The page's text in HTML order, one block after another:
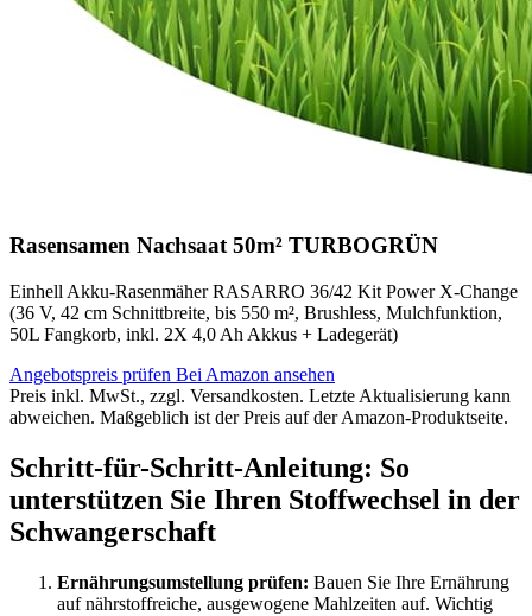
Rasensamen Nachsaat 50m² TURBOGRÜN
Einhell Akku-Rasenmäher RASARRO 36/42 Kit Power X-Change
(36 V, 42 cm Schnittbreite, bis 550 m², Brushless, Mulchfunktion,
50L Fangkorb, inkl. 2X 4,0 Ah Akkus + Ladegerät)
Angebotspreis prüfen Bei Amazon ansehen
Preis inkl. MwSt., zzgl. Versandkosten. Letzte Aktualisierung kann
abweichen. Maßgeblich ist der Preis auf der Amazon-Produktseite.
Schritt-für-Schritt-Anleitung: So
unterstützen Sie Ihren Stoffwechsel in der
Schwangerschaft
Ernährungsumstellung prüfen: Bauen Sie Ihre Ernährung
auf nährstoffreiche, ausgewogene Mahlzeiten auf. Wichtig